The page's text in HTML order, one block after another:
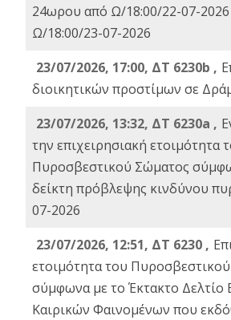
24ωρου από Ω/18:00/22-07-
Ω/18:00/23-07-2026
23/07/2026, 17:00, ΔΤ 6230b ,
διοικητικών προστίμων σε
23/07/2026, 13:32, ΔΤ 6230a ,
την επιχειρησιακή ετοιμότητα
Πυροσβεστικού Σώματος
δείκτη πρόβλεψης κινδύνου
07-2026
23/07/2026, 12:51, ΔΤ 6230 ,
ετοιμότητα του
σύμφωνα με το Έκτακτο Δελτίο
Καιρικών Φαινομένων που